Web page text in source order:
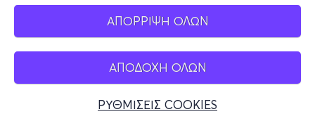
ΑΠΟΡΡΙΨΗ ΟΛΩΝ
ΑΠΟΔΟΧΗ ΟΛΩΝ
ΡΥΘΜΙΣΕΙΣ COOKIES